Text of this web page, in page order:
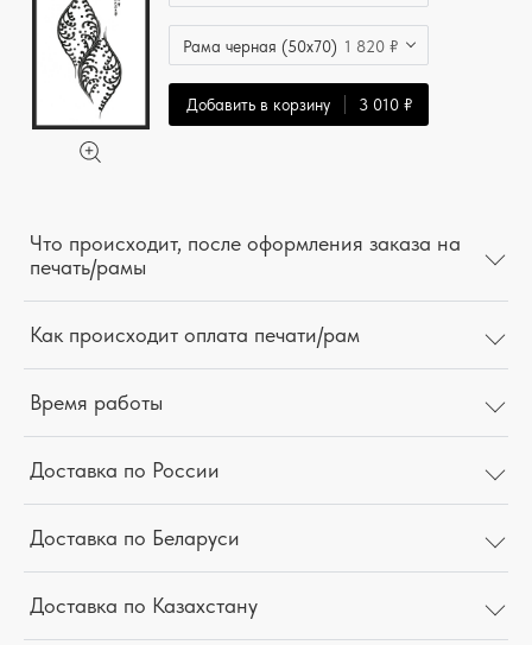
Рама черная (50x70) 1 820 ₽
Добавить в корзину 3 010 ₽
Что происходит, после оформления заказа на
печать/рамы
Как происходит оплата печати/рам
Время работы
Доставка по России
Доставка по Беларуси
Доставка по Казахстану